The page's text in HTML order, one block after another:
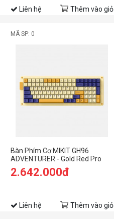
Liên hệ Thêm vào giỏ
MÃ SP: 0
Bàn Phím Cơ MIKIT GH96
ADVENTURER - Gold Red Pro
2.642.000đ
Liên hệ Thêm vào giỏ